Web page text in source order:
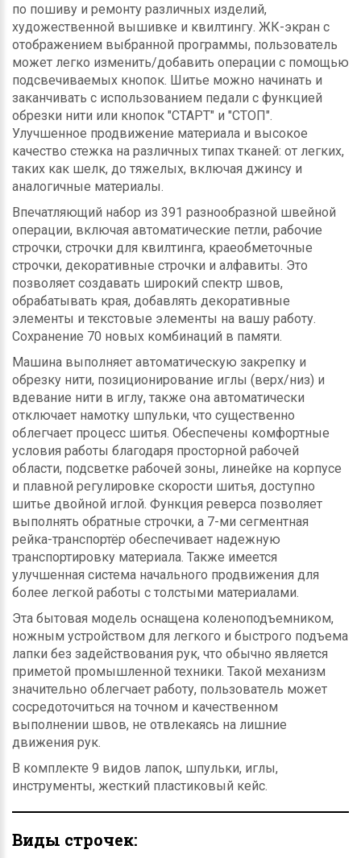
по пошиву и ремонту различных изделий,
художественной вышивке и квилтингу. ЖК-экран с
отображением выбранной программы, пользователь
может легко изменить/добавить операции с помощью
подсвечиваемых кнопок. Шитье можно начинать и
заканчивать с использованием педали с функцией
обрезки нити или кнопок "СТАРТ" и "СТОП".
Улучшенное продвижение материала и высокое
качество стежка на различных типах тканей: от легких,
таких как шелк, до тяжелых, включая джинсу и
аналогичные материалы.
Впечатляющий набор из 391 разнообразной швейной
операции, включая автоматические петли, рабочие
строчки, строчки для квилтинга, краеобметочные
строчки, декоративные строчки и алфавиты. Это
позволяет создавать широкий спектр швов,
обрабатывать края, добавлять декоративные
элементы и текстовые элементы на вашу работу.
Сохранение 70 новых комбинаций в памяти.
Машина выполняет автоматическую закрепку и
обрезку нити, позиционирование иглы (верх/низ) и
вдевание нити в иглу, также она автоматически
отключает намотку шпульки, что существенно
облегчает процесс шитья. Обеспечены комфортные
условия работы благодаря просторной рабочей
области, подсветке рабочей зоны, линейке на корпусе
и плавной регулировке скорости шитья, доступно
шитье двойной иглой. Функция реверса позволяет
выполнять обратные строчки, а 7-ми сегментная
рейка-транспортёр обеспечивает надежную
транспортировку материала. Также имеется
улучшенная система начального продвижения для
более легкой работы с толстыми материалами.
Эта бытовая модель оснащена коленоподъемником,
ножным устройством для легкого и быстрого подъема
лапки без задействования рук, что обычно является
приметой промышленной техники. Такой механизм
значительно облегчает работу, пользователь может
сосредоточиться на точном и качественном
выполнении швов, не отвлекаясь на лишние
движения рук.
В комплекте 9 видов лапок, шпульки, иглы,
инструменты, жесткий пластиковый кейс.
Виды строчек: